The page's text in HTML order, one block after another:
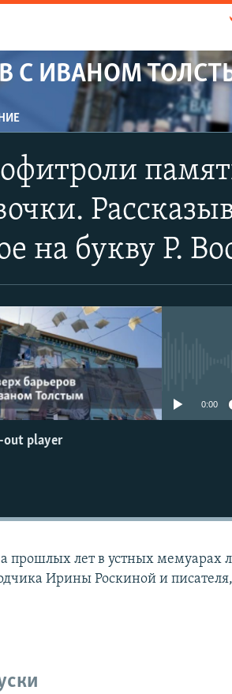
С ИВАНОМ
на букву Р.
0:00
out player
прошлых лет в устных мемуарах
Ирины Роскиной и